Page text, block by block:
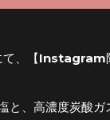
、【Instagram
と、高濃度炭酸